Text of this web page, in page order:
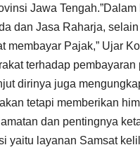
Jawa
dan Jasa Raharja,
membayar Pajak,” Ujar
terhadap
dirinya juga
tetapi memberikan
dan pentingnya
yaitu layanan Samsat